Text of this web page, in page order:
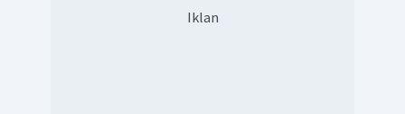
Iklan